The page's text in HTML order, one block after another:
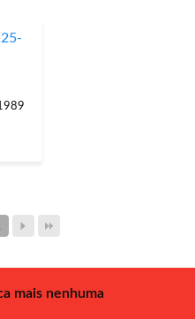
mais nenhuma